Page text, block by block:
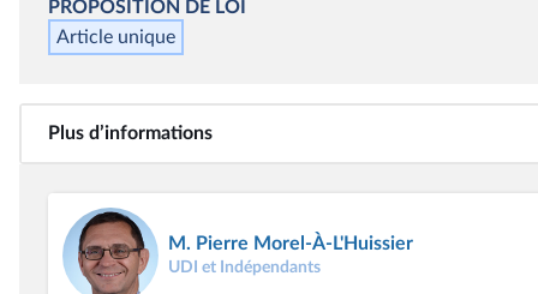
PROPOSITION DE LOI
Article unique
Plus d’informations
M. Pierre Morel-À-L'Huissier
UDI et Indépendants